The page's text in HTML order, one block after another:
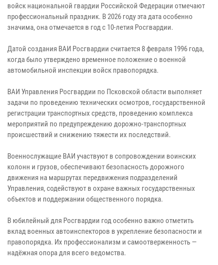
войск национальной гвардии Российской Федерации отмечают
профессиональный праздник. В 2026 году эта дата особенно
значима, она отмечается в год с 10‑летия Росгвардии.
Датой создания ВАИ Росгвардии считается 8 февраля 1996 года,
когда было утверждено временное положение о военной
автомобильной инспекции войск правопорядка.
ВАИ Управления Росгвардии по Псковской области выполняет
задачи по проведению технических осмотров, государственной
регистрации транспортных средств, проведению комплекса
мероприятий по предупреждению дорожно-транспортных
происшествий и снижению тяжести их последствий.
Военнослужащие ВАИ участвуют в сопровождении воинских
колонн и грузов, обеспечивают безопасность дорожного
движения на маршрутах передвижения подразделений
Управления, содействуют в охране важных государственных
объектов и поддержании общественного порядка.
В юбилейный для Росгвардии год особенно важно отметить
вклад военных автоинспекторов в укрепление безопасности и
правопорядка. Их профессионализм и самоотверженность —
надёжная опора для всего ведомства.